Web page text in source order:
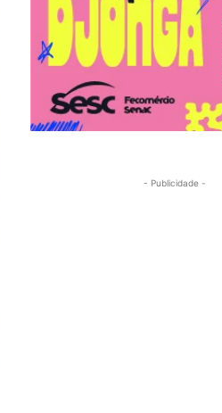
- Publicidade -